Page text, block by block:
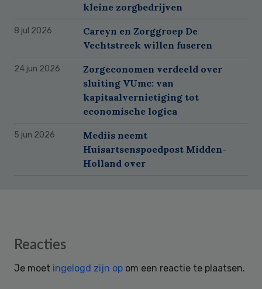
kleine zorgbedrijven
8 jul 2026
Careyn en Zorggroep De
Vechtstreek willen fuseren
24 jun 2026
Zorgeconomen verdeeld over
sluiting VUmc: van
kapitaalvernietiging tot
economische logica
5 jun 2026
Mediis neemt
Huisartsenspoedpost Midden-
Holland over
Reader
Reacties
Je moet ingelogd zijn op om een reactie te plaatsen.